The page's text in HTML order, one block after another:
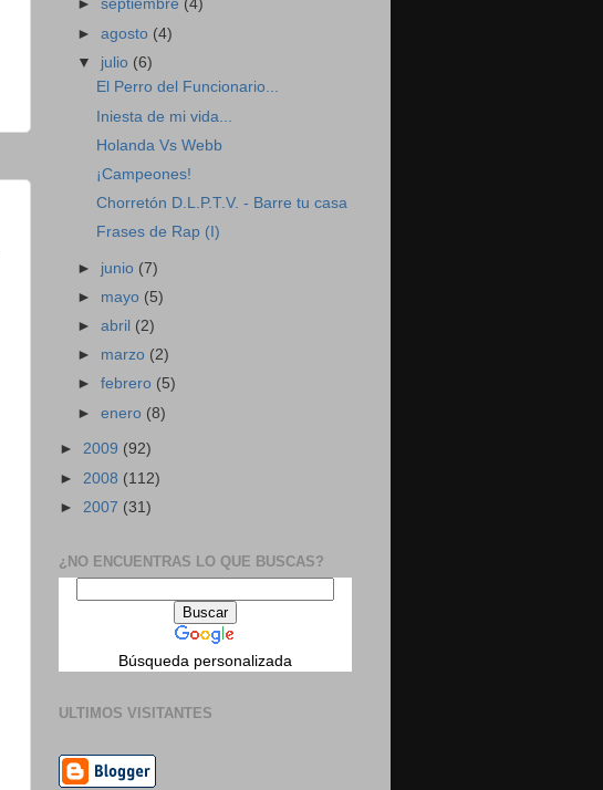
►septiembre (4)
►agosto (4)
▼ julio (6)
El Perro del Funcionario...
Iniesta de mi vida...
Holanda Vs Webb
¡Campeones!
Chorretón D.L.P.T.V. - Barre tu casa
Frases de Rap (I)
► junio (7)
► mayo (5)
►abril (2)
► marzo (2)
►febrero (5)
►enero (8)
► 2009 (92)
► 2008 (112)
► 2007 (31)
¿NO ENCUENTRAS LO QUE BUSCAS?
Búsqueda personalizada
ULTIMOS VISITANTES